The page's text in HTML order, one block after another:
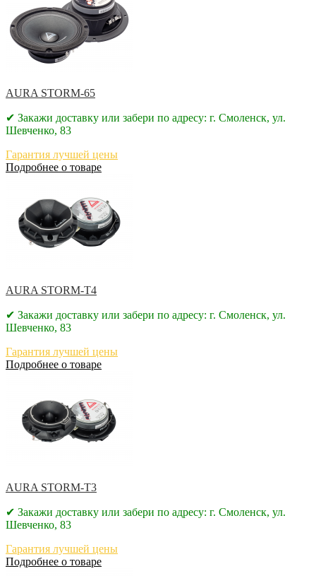
AURA STORM-65
✔ Закажи доставку или забери по адресу: г. Смоленск, ул.
Шевченко, 83
Гарантия лучшей цены
Подробнее о товаре
AURA STORM-T4
✔ Закажи доставку или забери по адресу: г. Смоленск, ул.
Шевченко, 83
Гарантия лучшей цены
Подробнее о товаре
AURA STORM-T3
✔ Закажи доставку или забери по адресу: г. Смоленск, ул.
Шевченко, 83
Гарантия лучшей цены
Подробнее о товаре